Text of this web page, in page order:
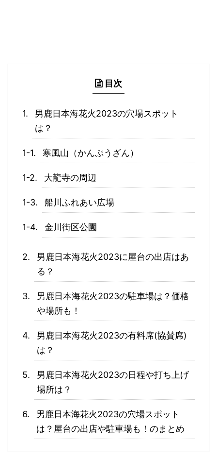
目次
男鹿日本海花火2023の穴場スポット
は？
寒風山（かんぷうざん）
大龍寺の周辺
船川ふれあい広場
金川街区公園
男鹿日本海花火2023に屋台の出店はあ
る？
男鹿日本海花火2023の駐車場は？価格
や場所も！
男鹿日本海花火2023の有料席(協賛席)
は？
男鹿日本海花火2023の日程や打ち上げ
場所は？
男鹿日本海花火2023の穴場スポット
は？屋台の出店や駐車場も！のまとめ